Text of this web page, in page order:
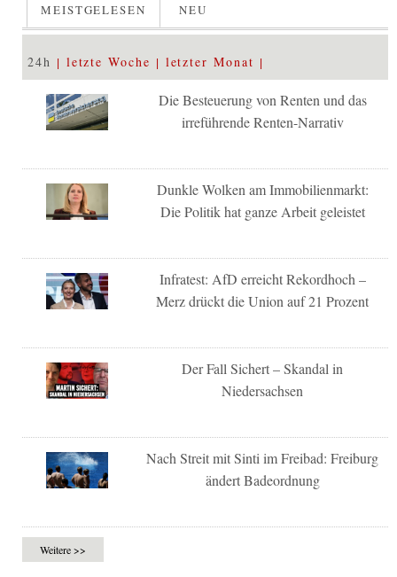
MEISTGELESEN NEU
24h letzte Woche letzter Monat
Die Besteuerung von Renten und das
irreführende Renten-Narrativ
Dunkle Wolken am Immobilienmarkt:
Die Politik hat ganze Arbeit geleistet
Infratest: AfD erreicht Rekordhoch –
Merz drückt die Union auf 21 Prozent
Der Fall Sichert – Skandal in
Niedersachsen
Nach Streit mit Sinti im Freibad: Freiburg
ändert Badeordnung
Weitere >>